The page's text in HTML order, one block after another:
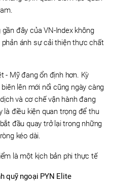
đây của VN-Index không
ánh sự cải thiện thực chất
- Mỹ đang ổn định hơn. Kỳ
lên mới nổi cũng ngày càng
và cơ chế vận hành đang
điều kiện quan trọng để thu
đầu quay trở lại trong những
kéo dài.
là một kịch bản phi thực tế
quỹ ngoại PYN Elite